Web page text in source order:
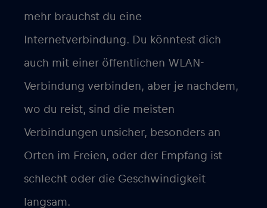
mehr brauchst du eine
Internetverbindung. Du könntest dich
auch mit einer öffentlichen WLAN-
Verbindung verbinden, aber je nachdem,
wo du reist, sind die meisten
Verbindungen unsicher, besonders an
Orten im Freien, oder der Empfang ist
schlecht oder die Geschwindigkeit
langsam.